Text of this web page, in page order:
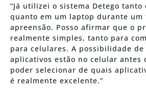
“Já utilizei o sistema Detego
quanto em um laptop durante um
apreensão. Posso afirmar que o
realmente simples, tanto para
para celulares. A possibilidade
aplicativos estão no celular antes
poder selecionar de quais
é realmente excelente.”